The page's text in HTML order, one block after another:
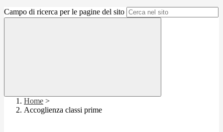
Campo di ricerca per le pagine del sito
Home >
Accoglienza classi prime